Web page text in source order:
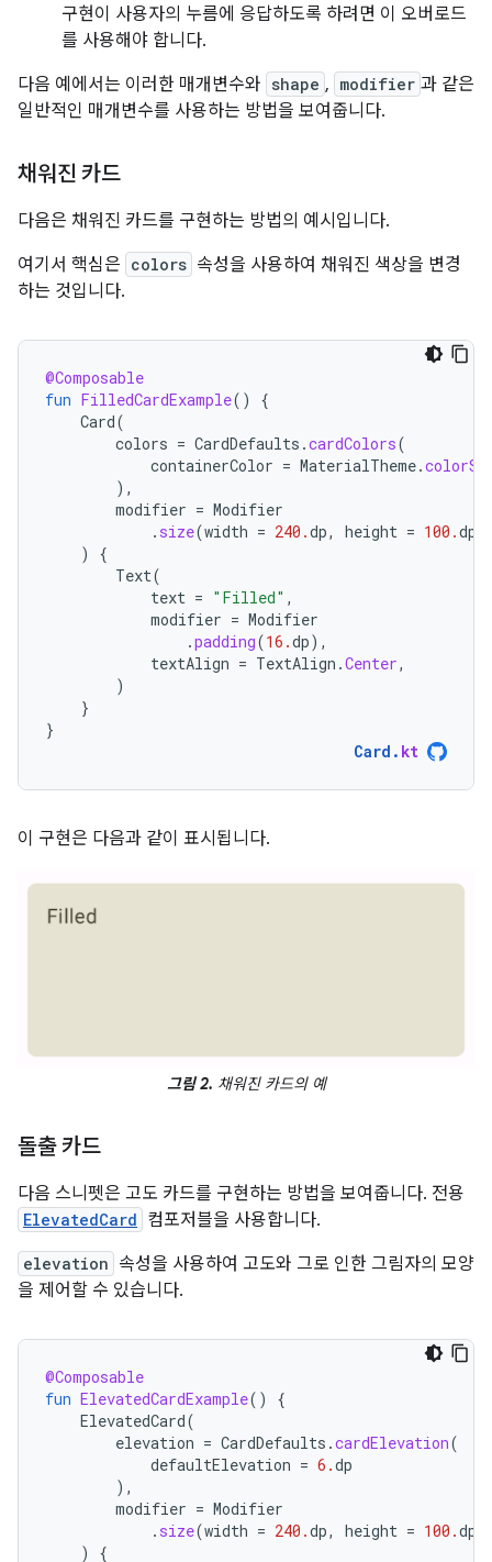
구현이 사용자의 누름에 응답하도록 하려면 이 오버로드
를 사용해야 합니다.
다음 예에서는 이러한 매개변수와 shape , modifier 과 같은
일반적인 매개변수를 사용하는 방법을 보여줍니다.
채워진 카드
다음은 채워진 카드를 구현하는 방법의 예시입니다.
여기서 핵심은 colors 속성을 사용하여 채워진 색상을 변경
하는 것입니다.
@Composable
fun FilledCardExample()
{
Card(
colors = CardDefaults .cardColors(
containerColor = MaterialTheme.
),
modifier = Modifier
. size(width = 240.dp, height = 100.dp
)
{
Text(
text = "Filled" ,
modifier = Modifier
.padding(16.dp),
textAlign = TextAlign .Center,
)
}
}
Card . kt
이 구현은 다음과 같이 표시됩니다.
그림 2. 채워진 카드의 예
돌출 카드
다음 스니펫은 고도 카드를 구현하는 방법을 보여줍니다. 전용
ElevatedCard 컴포저블을 사용합니다.
elevation 속성을 사용하여 고도와 그로 인한 그림자의 모양
을 제어할 수 있습니다.
@Composable
fun ElevatedCardExample()
{
ElevatedCard(
elevation = CardDefaults .cardElevation(
defaultElevation = 6.dp
),
modifier = Modifier
. size(width = 240.dp, height = 100.dp
)
{